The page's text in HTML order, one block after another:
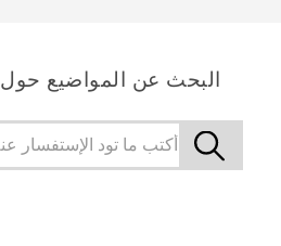
البحث عن المواضيع حول HTC One M9